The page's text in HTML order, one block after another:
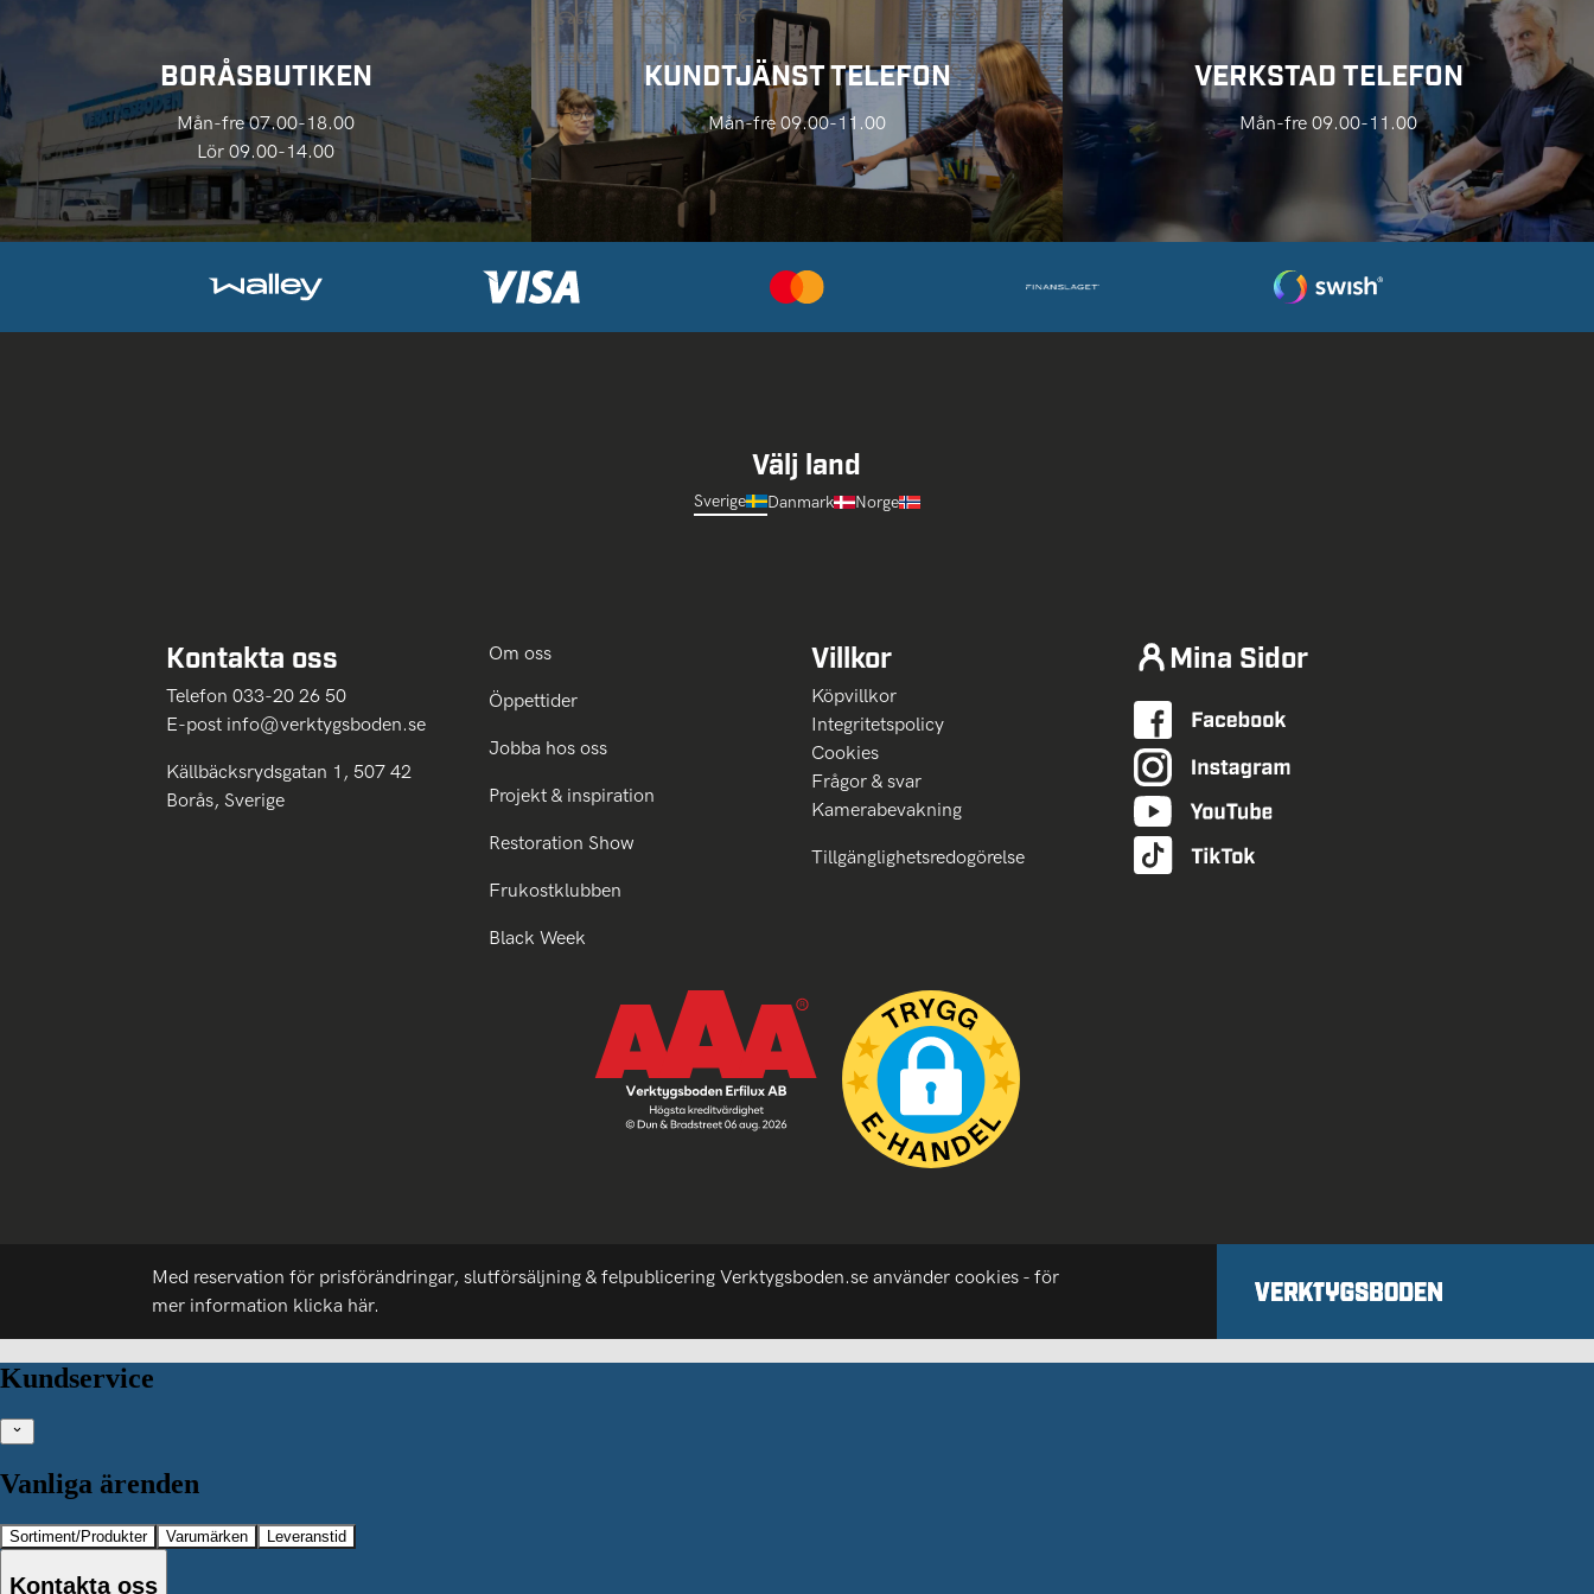
BORÅSBUTIKEN
Mån-fre 07.00-18.00
Lör 09.00-14.00
KUNDTJÄNST TELEFON
Mån-fre 09.00-11.00
VERKSTAD TELEFON
Mån-fre 09.00-11.00
Välj land
Sverige Danmark Norge
Kontakta oss
Telefon 033-20 26 50
E-post info@verktygsboden.se
Källbäcksrydsgatan 1, 507 42
Borås, Sverige
Om oss
Öppettider
Jobba hos oss
Projekt & inspiration
Restoration Show
Frukostklubben
Black Week
Villkor
Köpvillkor
Integritetspolicy
Cookies
Frågor & svar
Kamerabevakning
Tillgänglighetsredogörelse
Mina Sidor
Med reservation för prisförändringar, slutförsäljning & felpublicering Verktygsboden.se använder cookies - för
mer information klicka här.